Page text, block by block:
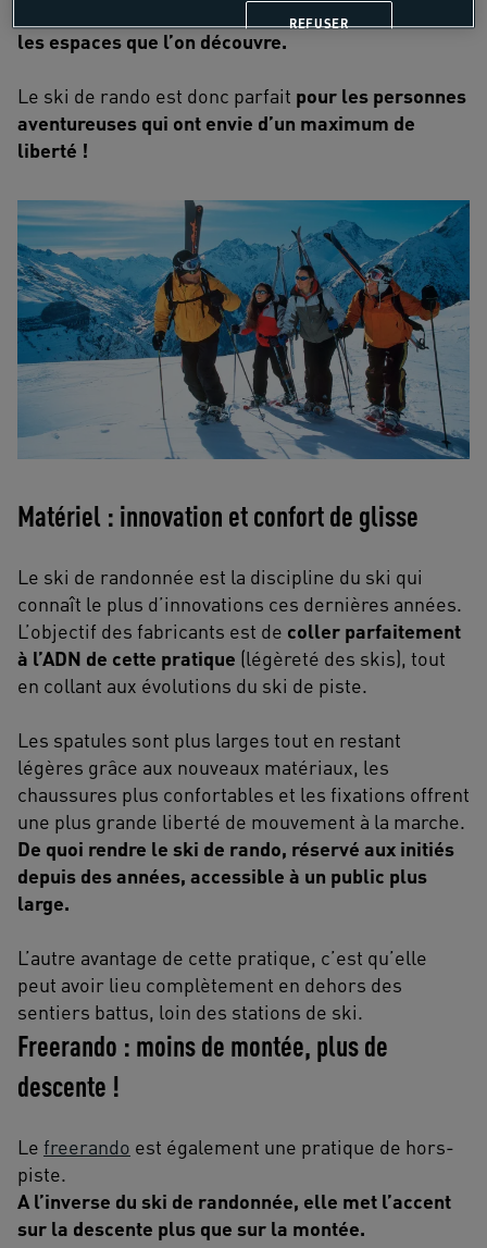
essence. Le plaisir réside essentiellement dans
les espaces que l’on découvre.
Le ski de rando est donc parfait pour les personnes
aventureuses qui ont envie d’un maximum de
liberté !
Matériel : innovation et confort de glisse
Le ski de randonnée est la discipline du ski qui
connaît le plus d’innovations ces dernières années.
L’objectif des fabricants est de coller parfaitement
à l’ADN de cette pratique (légèreté des skis), tout
en collant aux évolutions du ski de piste.
Les spatules sont plus larges tout en restant
légères grâce aux nouveaux matériaux, les
chaussures plus confortables et les fixations offrent
une plus grande liberté de mouvement à la marche.
De quoi rendre le ski de rando, réservé aux initiés
depuis des années, accessible à un public plus
large.
L’autre avantage de cette pratique, c’est qu’elle
peut avoir lieu complètement en dehors des
sentiers battus, loin des stations de ski.
Freerando : moins de montée, plus de
descente !
Le freerando est également une pratique de hors­-
piste.
A l’inverse du ski de randonnée, elle met l’accent
sur la descente plus que sur la montée.
REFUSER